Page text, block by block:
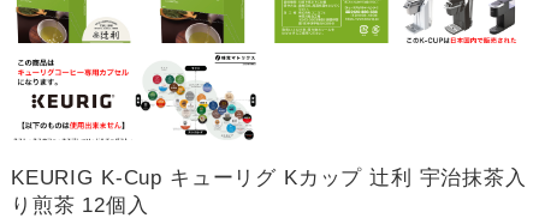
KEURIG K-Cup キューリグ Kカップ 辻利 宇治抹茶入
り煎茶 12個入